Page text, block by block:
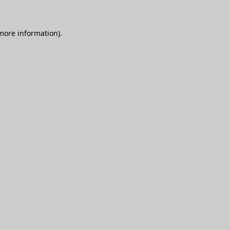
information).